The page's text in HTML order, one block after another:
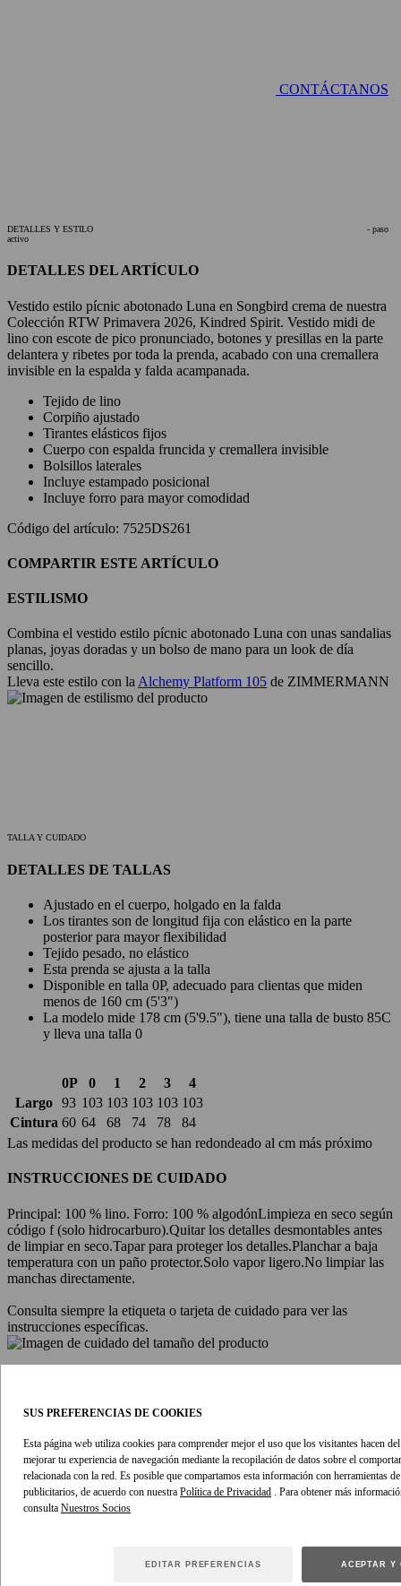
SUS PREFERENCIAS DE COOKIES
Esta página web utiliza cookies para comprender mejor el uso que los visitantes hacen
mejorar tu experiencia de navegación mediante la recopilación de datos sobre el
relacionada con la red. Es posible que compartamos esta información con herramientas
publicitarios, de acuerdo con nuestra Política de Privacidad . Para obtener más
consulta
EDITAR PREFERENCIAS ACEPTAR Y
CONTÁCTANOS
DETALLES Y ESTILO
- paso
activo
DETALLES DEL ARTÍCULO
Vestido estilo pícnic abotonado Luna en Songbird crema de nuestra
Colección RTW Primavera 2026, Kindred Spirit. Vestido midi de
lino con escote de pico pronunciado, botones y presillas en la parte
delantera y ribetes por toda la prenda, acabado con una cremallera
invisible en la espalda y falda acampanada.
Tejido de lino
Corpiño ajustado
Tirantes elásticos fijos
Cuerpo con espalda fruncida y cremallera invisible
Bolsillos laterales
Incluye estampado posicional
Incluye forro para mayor comodidad
Código del artículo: 7525DS261
COMPARTIR ESTE ARTÍCULO
ESTILISMO
Combina el vestido estilo pícnic abotonado Luna con unas sandalias
planas, joyas doradas y un bolso de mano para un look de día
sencillo.
Lleva este estilo con laAlchemy Platform 105 de ZIMMERMANN
TALLA Y CUIDADO
DETALLES DE TALLAS
Ajustado en el cuerpo, holgado en la falda
Los tirantes son de longitud fija con elástico en la parte
posterior para mayor flexibilidad
Tejido pesado, no elástico
Esta prenda se ajusta a la talla
Disponible en talla 0P, adecuado para clientas que miden
menos de 160 cm (5'3")
La modelo mide 178 cm (5'9.5"), tiene una talla de busto 85C
y lleva una talla 0
0P 0 1 2 3
4
Largo 93 103 103 103 103 103
Cintura 60 64 68 74 78
84
Las medidas del producto se han redondeado al cm más próximo
INSTRUCCIONES DE CUIDADO
Principal: 100 % lino. Forro: 100 % algodónLimpieza en seco según
código f (solo hidrocarburo).Quitar los detalles desmontables antes
de limpiar en seco.Tapar para proteger los detalles.Planchar a baja
temperatura con un paño protector.Solo vapor ligero.No limpiar las
manchas directamente.
Consulta siempre la etiqueta o tarjeta de cuidado para ver las
instrucciones específicas.
ENVÍO
ENVÍO
Todos los pedidos realizados de lunes a viernes se envían en 24
horas. Los envíos metropolitanos llegarán en un plazo de 2-3 días
laborables, los envíos regionales e internacionales pueden tardar 1-2